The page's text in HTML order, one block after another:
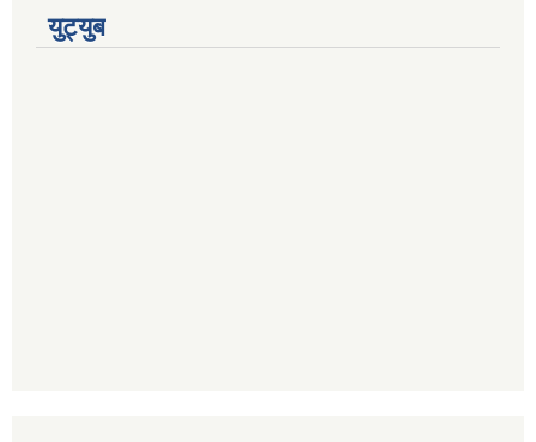
युट्युब